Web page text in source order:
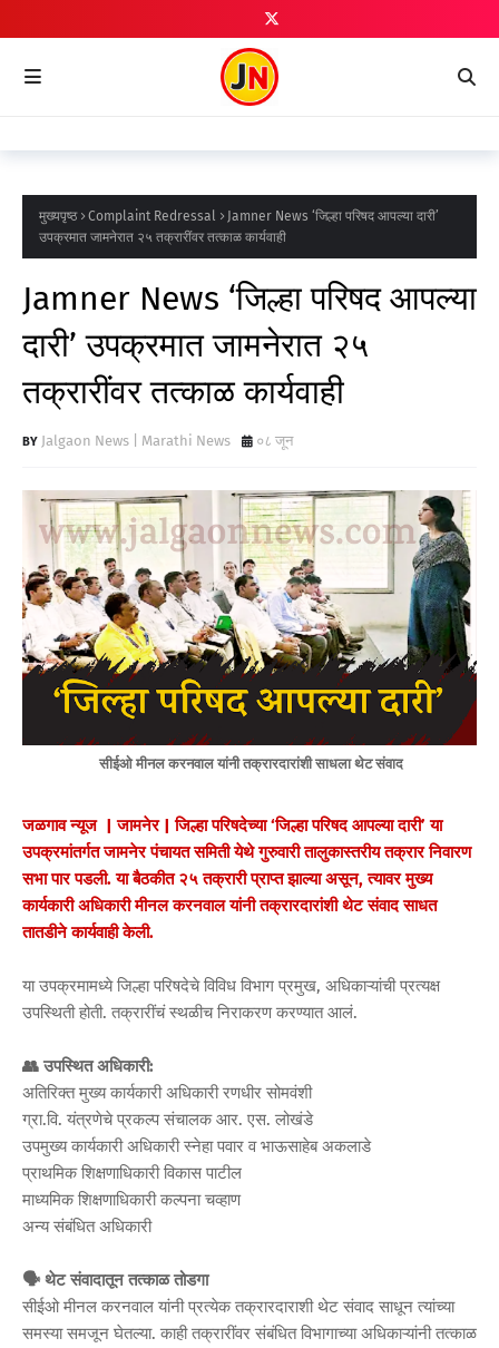
मुख्यपृष्ठ Complaint Redressal
Jamner News ‘जिल्हा परिषद आपल्या दारी’
उपक्रमात जामनेरात २५ तक्रारींवर तत्काळ कार्यवाही
Jamner News ‘जिल्हा परिषद आपल्या
दारी’ उपक्रमात जामनेरात २५
तक्रारींवर तत्काळ कार्यवाही
Jalgaon News | Marathi News ०८ जून
सीईओ मीनल करनवाल यांनी तक्रारदारांशी साधला थेट संवाद
जळगाव न्यूज | जामनेर | जिल्हा परिषदेच्या ‘जिल्हा परिषद आपल्या दारी’ या
उपक्रमांतर्गत जामनेर पंचायत समिती येथे गुरुवारी तालुकास्तरीय तक्रार निवारण
सभा पार पडली. या बैठकीत २५ तक्रारी प्राप्त झाल्या असून, त्यावर मुख्य
कार्यकारी अधिकारी मीनल करनवाल यांनी तक्रारदारांशी थेट संवाद साधत
तातडीने कार्यवाही केली.
या उपक्रमामध्ये जिल्हा परिषदेचे विविध विभाग प्रमुख, अधिकाऱ्यांची प्रत्यक्ष
उपस्थिती होती. तक्रारींचं स्थळीच निराकरण करण्यात आलं.
👥 उपस्थित अधिकारी:
अतिरिक्त मुख्य कार्यकारी अधिकारी रणधीर सोमवंशी
ग्रा.वि. यंत्रणेचे प्रकल्प संचालक आर. एस. लोखंडे
उपमुख्य कार्यकारी अधिकारी स्नेहा पवार व भाऊसाहेब अकलाडे
प्राथमिक शिक्षणाधिकारी विकास पाटील
माध्यमिक शिक्षणाधिकारी कल्पना चव्हाण
अन्य संबंधित अधिकारी
🗣️ थेट संवादातून तत्काळ तोडगा
सीईओ मीनल करनवाल यांनी प्रत्येक तक्रारदाराशी थेट संवाद साधून त्यांच्या
समस्या समजून घेतल्या. काही तक्रारींवर संबंधित विभागाच्या अधिकाऱ्यांनी तत्काळ